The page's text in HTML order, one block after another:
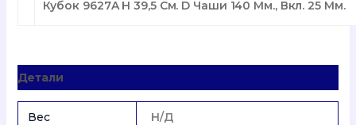
Кубок 9627A H 39,5 См. D Чаши 140 Мм., Вкл. 25 Мм.
Детали
Вес Н/Д